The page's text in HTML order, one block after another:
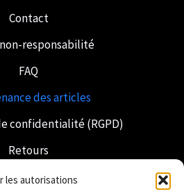
les autorisations
Contact
responsabilité
FAQ
des articles
confidentialité (RGPD)
Retours
et livraison